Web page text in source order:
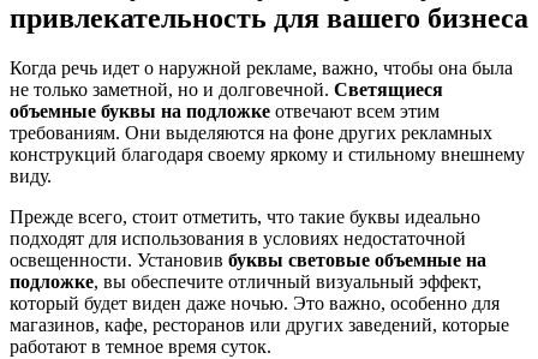
привлекательность для вашего бизнеса
Когда речь идет о наружной рекламе, важно, чтобы она была
не только заметной, но и долговечной. Светящиеся
объемные буквы на подложке отвечают всем этим
требованиям. Они выделяются на фоне других рекламных
конструкций благодаря своему яркому и стильному внешнему
виду.
Прежде всего, стоит отметить, что такие буквы идеально
подходят для использования в условиях недостаточной
освещенности. Установив буквы световые объемные на
подложке, вы обеспечите отличный визуальный эффект,
который будет виден даже ночью. Это важно, особенно для
магазинов, кафе, ресторанов или других заведений, которые
работают в темное время суток.